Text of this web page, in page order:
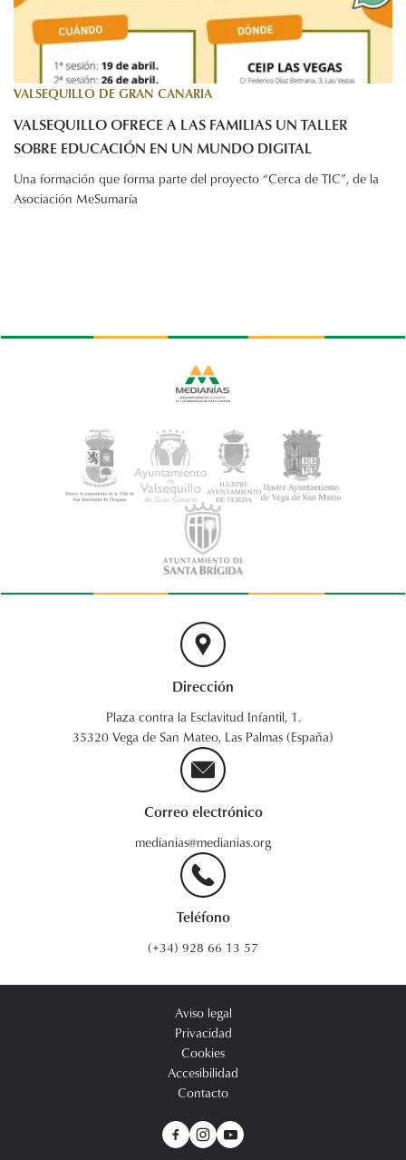
VALSEQUILLO DE GRAN CANARIA
VALSEQUILLO OFRECE A LAS FAMILIAS UN TALLER
SOBRE EDUCACIÓN EN UN MUNDO DIGITAL
Una formación que forma parte del proyecto “Cerca de TIC”, de la
Asociación MeSumaría
Dirección
Plaza contra la Esclavitud Infantil, 1.
35320 Vega de San Mateo, Las Palmas (España)
Correo electrónico
medianias@medianias.org
Teléfono
(+34) 928 66 13 57
Aviso legal
Privacidad
Cookies
Accesibilidad
Contacto